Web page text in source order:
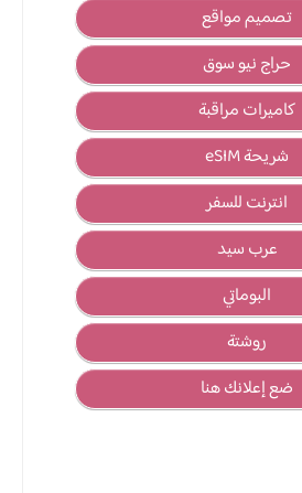
تصميم مواقع
حراج نيو سوق
كاميرات مراقبة
شريحة eSIM
انترنت للسفر
عرب سيد
البوماتي
روشتة
ضع إعلانك هنا